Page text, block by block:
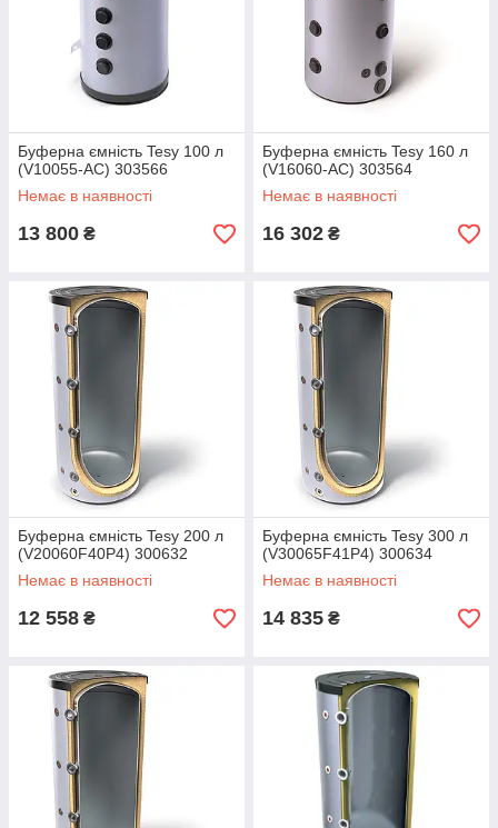
Буферна ємність Tesy 100 л
(V10055-AC) 303566
Немає в наявності
13 800 ₴
Буферна ємність Tesy 160 л
(V16060-AC) 303564
Немає в наявності
16 302 ₴
Буферна ємність Tesy 200 л
(V20060F40P4) 300632
Немає в наявності
12 558 ₴
Буферна ємність Tesy 300 л
(V30065F41P4) 300634
Немає в наявності
14 835 ₴